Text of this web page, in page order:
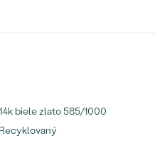
biele zlato 585/1000
Recyklovaný